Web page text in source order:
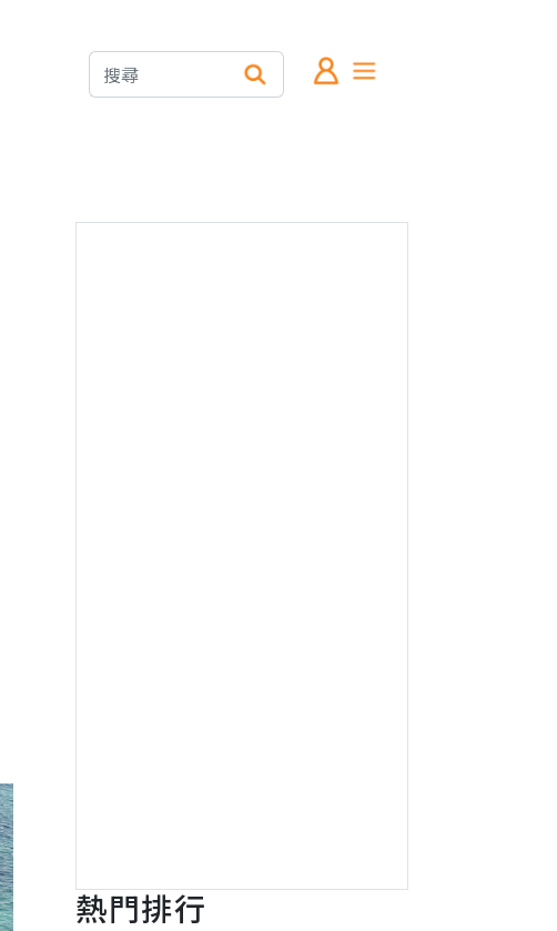
熱門排行